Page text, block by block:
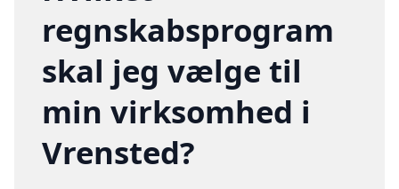
regnskabsprogram
skal jeg vælge til
min virksomhed i
Vrensted?